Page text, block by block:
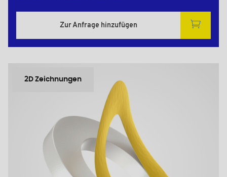
Zur Anfrage hinzufügen
2D Zeichnungen